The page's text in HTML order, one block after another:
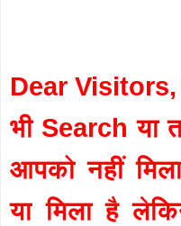
Dear
भी Search या
आपको नहीं
या मिला है